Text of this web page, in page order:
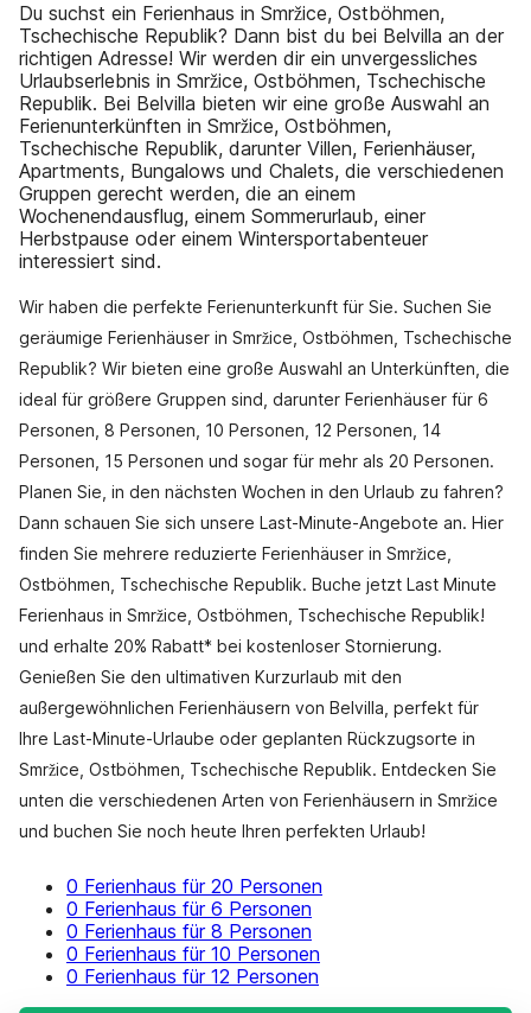
Du suchst ein Ferienhaus in Smržice, Ostböhmen,
Tschechische Republik? Dann bist du bei Belvilla an der
richtigen Adresse! Wir werden dir ein unvergessliches
Urlaubserlebnis in Smržice, Ostböhmen, Tschechische
Republik. Bei Belvilla bieten wir eine große Auswahl an
Ferienunterkünften in Smržice, Ostböhmen,
Tschechische Republik, darunter Villen, Ferienhäuser,
Apartments, Bungalows und Chalets, die verschiedenen
Gruppen gerecht werden, die an einem
Wochenendausflug, einem Sommerurlaub, einer
Herbstpause oder einem Wintersportabenteuer
interessiert sind.
Wir haben die perfekte Ferienunterkunft für Sie. Suchen Sie
geräumige Ferienhäuser in Smržice, Ostböhmen, Tschechische
Republik? Wir bieten eine große Auswahl an Unterkünften, die
ideal für größere Gruppen sind, darunter Ferienhäuser für 6
Personen, 8 Personen, 10 Personen, 12 Personen, 14
Personen, 15 Personen und sogar für mehr als 20 Personen.
Planen Sie, in den nächsten Wochen in den Urlaub zu fahren?
Dann schauen Sie sich unsere Last-Minute-Angebote an. Hier
finden Sie mehrere reduzierte Ferienhäuser in Smržice,
Ostböhmen, Tschechische Republik. Buche jetzt Last Minute
Ferienhaus in Smržice, Ostböhmen, Tschechische Republik!
und erhalte 20% Rabatt* bei kostenloser Stornierung.
Genießen Sie den ultimativen Kurzurlaub mit den
außergewöhnlichen Ferienhäusern von Belvilla, perfekt für
Ihre Last-Minute-Urlaube oder geplanten Rückzugsorte in
Smržice, Ostböhmen, Tschechische Republik. Entdecken Sie
unten die verschiedenen Arten von Ferienhäusern in Smržice
und buchen Sie noch heute Ihren perfekten Urlaub!
0 Ferienhaus für 20 Personen
0 Ferienhaus für 6 Personen
0 Ferienhaus für 8 Personen
0 Ferienhaus für 10 Personen
0 Ferienhaus für 12 Personen